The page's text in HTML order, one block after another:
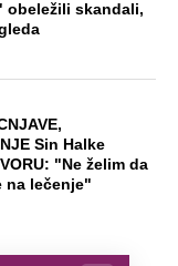
obeležili skandali,
Sin Halke
"Ne želim da
na lečenje"